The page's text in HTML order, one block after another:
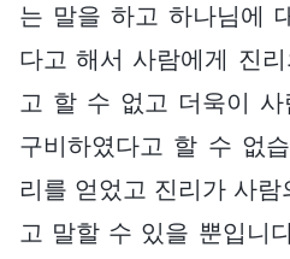
는 말을 하고 하나님에
다고 해서 사람에게 진
고 할 수 없고 더욱이
구비하였다고 할 수 없
리를 얻었고 진리가 사
고 말할 수 있을 뿐입니